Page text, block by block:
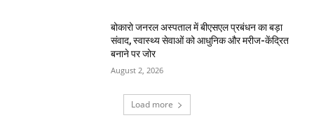
बोकारो जनरल अस्पताल में बीएसएल प्रबंधन का बड़ा
संवाद, स्वास्थ्य सेवाओं को आधुनिक और मरीज-केंद्रित
बनाने पर जोर
August 2, 2026
Load more